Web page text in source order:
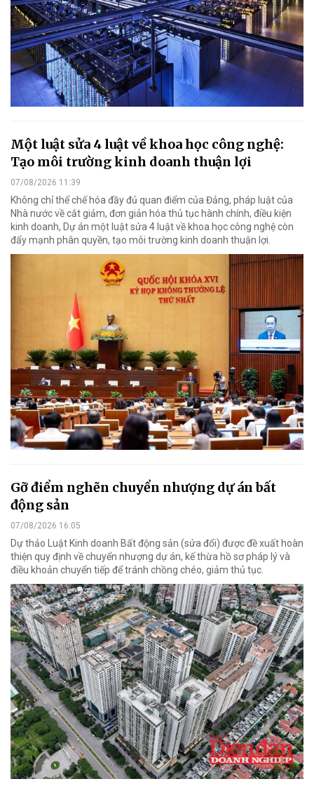
Một luật sửa 4 luật về khoa học công nghệ:
Tạo môi trường kinh doanh thuận lợi
07/08/2026 11:39
Không chỉ thể chế hóa đầy đủ quan điểm của Đảng, pháp luật của
Nhà nước về cắt giảm, đơn giản hóa thủ tục hành chính, điều kiện
kinh doanh, Dự án một luật sửa 4 luật về khoa học công nghệ còn
đẩy mạnh phân quyền, tạo môi trường kinh doanh thuận lợi.
Gỡ điểm nghẽn chuyển nhượng dự án bất
động sản
07/08/2026 16:05
Dự thảo Luật Kinh doanh Bất động sản (sửa đổi) được đề xuất hoàn
thiện quy định về chuyển nhượng dự án, kế thừa hồ sơ pháp lý và
điều khoản chuyển tiếp để tránh chồng chéo, giảm thủ tục.